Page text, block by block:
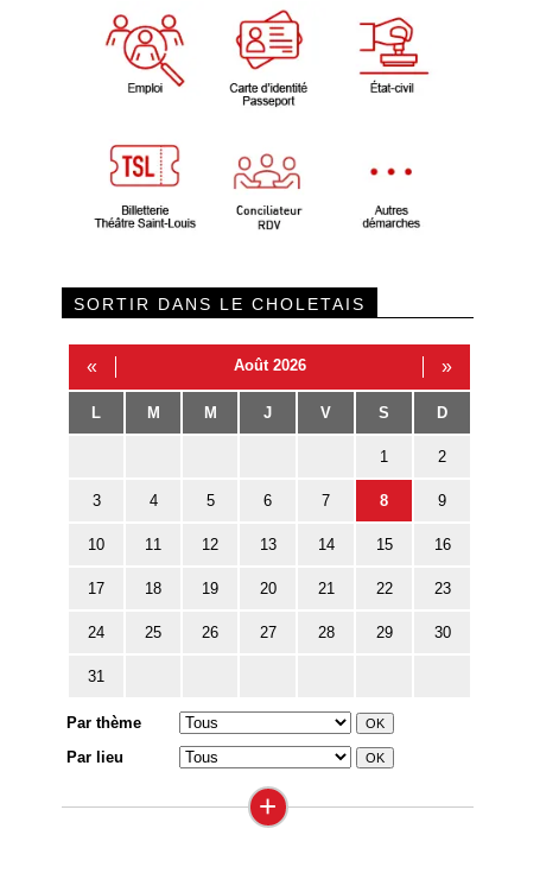
SORTIR DANS LE CHOLETAIS
« Août 2026 »
L M M J V S D
1 2
3 4 5 6 7 8 9
10 11 12 13 14 15 16
17 18 19 20 21 22 23
24 25 26 27 28 29 30
31
Par thème
Par lieu
+